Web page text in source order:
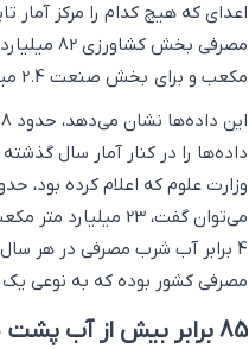
اعدای که هیچ کدام را مرکز
مکعب و برای بخش صنعت 2.4 میلیارد مترمکعب برآورد شده است.
داده‌ها را در کنار آمار سال
مصرفی کشور بوده که به نوعی
85 برابر بیش از آب پشت سدهای استان تهران